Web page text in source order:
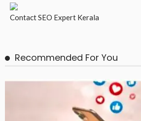
ContactSEO Expert Kerala
Recommended For You